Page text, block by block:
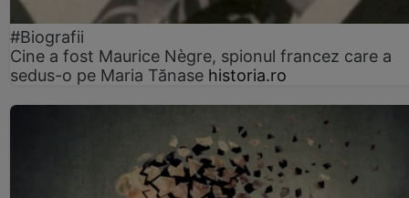
#Biografii
Cine a fost Maurice Nègre, spionul francez care a
sedus-o pe Maria Tănase historia.ro